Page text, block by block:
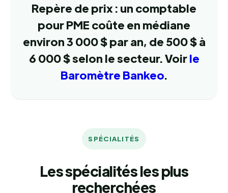
Repère de prix : un comptable
pour PME coûte en médiane
environ 3 000 $ par an, de 500 $ à
6 000 $ selon le secteur. Voirle
Baromètre Bankeo.
SPÉCIALITÉS
Les spécialités les plus
recherchées